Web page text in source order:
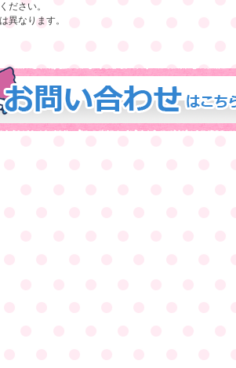
ださい。
異なります。